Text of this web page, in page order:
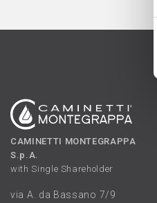
CAMINETTI MONTEGRAPPA
S.p.A.
with Single Shareholder
via A. da Bassano 7/9